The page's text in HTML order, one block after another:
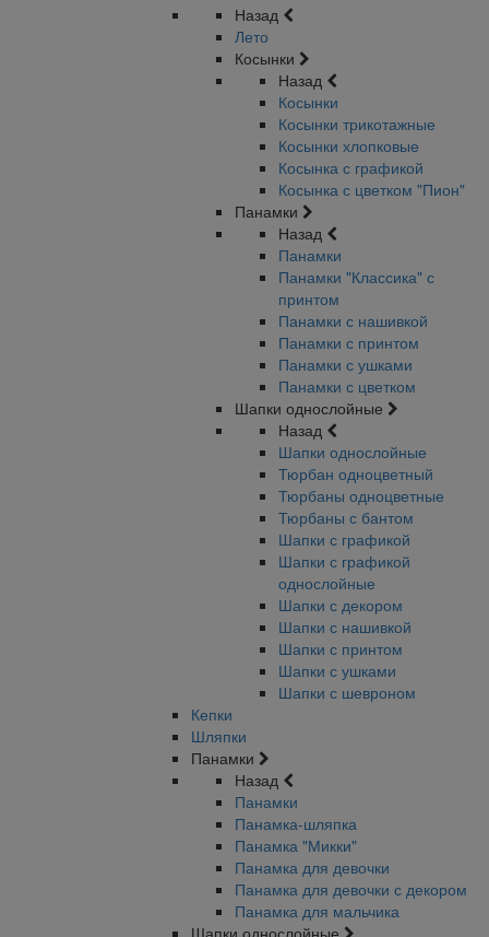
Назад
Лето
Косынки
Назад
Косынки
Косынки трикотажные
Косынки хлопковые
Косынка с графикой
Косынка с цветком "Пион"
Панамки
Назад
Панамки
Панамки "Классика" с
принтом
Панамки с нашивкой
Панамки с принтом
Панамки с ушками
Панамки с цветком
Шапки однослойные
Назад
Шапки однослойные
Тюрбан одноцветный
Тюрбаны одноцветные
Тюрбаны с бантом
Шапки с графикой
Шапки с графикой
однослойные
Шапки с декором
Шапки с нашивкой
Шапки с принтом
Шапки с ушками
Шапки с шевроном
Кепки
Шляпки
Панамки
Назад
Панамки
Панамка-шляпка
Панамка "Микки"
Панамка для девочки
Панамка для девочки с декором
Панамка для мальчика
Шапки однослойные